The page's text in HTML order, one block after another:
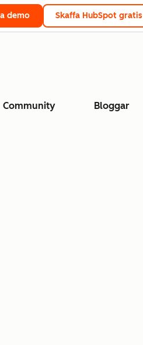
demo Skaffa HubSpot gratis
Community Bloggar